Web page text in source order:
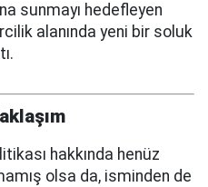
sunmayı hedefleyen
alanında yeni bir soluk
hakkında henüz
olsa da, isminden de